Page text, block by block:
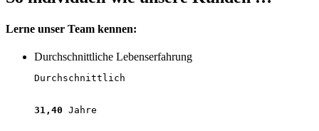
Lerne unser Team kennen:
Durchschnittliche Lebenserfahrung
Durchschnittlich
31,40 Jahre